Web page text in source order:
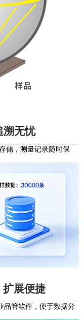
溯无忧
储，测量记录随时保
扩展便捷
品管软件，便于数据分